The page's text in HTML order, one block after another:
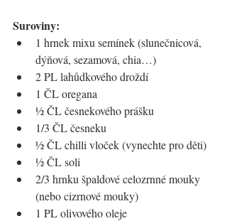
Suroviny:
1 hrnek mixu semínek (slunečnicová,
dýňová, sezamová, chia…)
2 PL lahůdkového droždí
1 ČL oregana
½ ČL česnekového prášku
1/3 ČL česneku
½ ČL chilli vloček (vynechte pro děti)
½ ČL soli
2/3 hrnku špaldové celozrnné mouky
(nebo cizrnové mouky)
1 PL olivového oleje